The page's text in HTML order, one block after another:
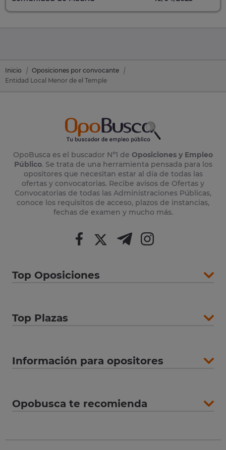
Inicio
Oposiciones por convocante
Entidad Local Menor de el Temple
OpoBusca es el buscador Nº1 de Oposiciones y Empleo
Público. Se trata de una herramienta pensada para los
opositores que necesitan estar al día de todas las
ofertas y convocatorias. Recibe avisos de Ofertas y
Convocatorias de todas las Administraciones Públicas,
conoce los requisitos de acceso, plazos de instancias,
fechas de examen y mucho más.
Top Oposiciones
Top Plazas
Información para opositores
Opobusca te recomienda